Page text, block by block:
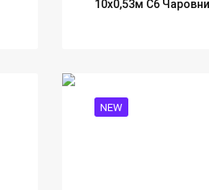
10х0,53м С6
NEW